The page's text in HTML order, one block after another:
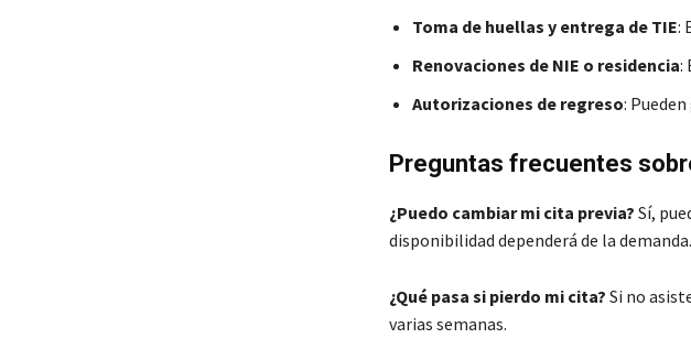
Toma de huellas y entrega de TIE:
Renovaciones de NIE o residencia:
Autorizaciones de regreso:
Preguntas frecuentes
¿Puedo cambiar mi cita previa? Sí,
disponibilidad dependerá de la demanda.
¿Qué pasa si pierdo mi cita? Si no
varias semanas.